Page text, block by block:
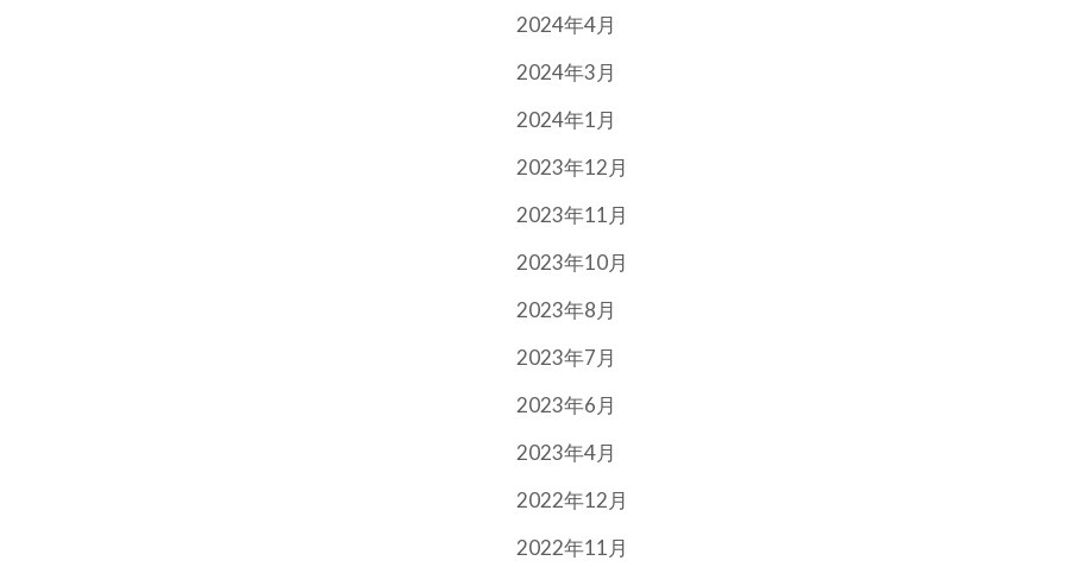
2024年4月
2024年3月
2024年1月
2023年12月
2023年11月
2023年10月
2023年8月
2023年7月
2023年6月
2023年4月
2022年12月
2022年11月